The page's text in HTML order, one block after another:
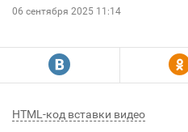
06 сентября 2025 11:14
R
HTML-код вставки видео